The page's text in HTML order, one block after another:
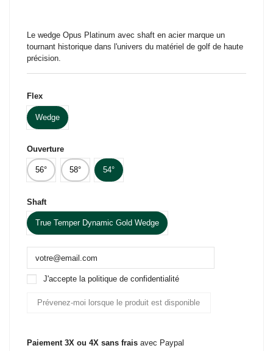
Le wedge Opus Platinum avec shaft en acier marque un
tournant historique dans l'univers du matériel de golf de haute
précision.
Flex
Wedge
Ouverture
56° 58° 54°
Shaft
True Temper Dynamic Gold Wedge
J'accepte la politique de confidentialité
Paiement 3X ou 4X sans frais avec Paypal